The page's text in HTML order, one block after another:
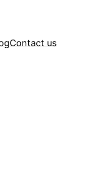
Contact us